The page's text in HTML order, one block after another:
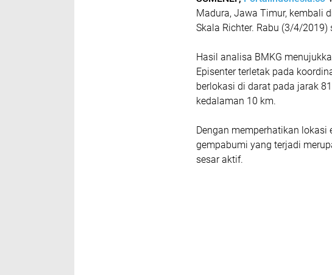
Madura, Jawa Timur, kembali
Skala Richter. Rabu (3/4/2019)
Hasil analisa BMKG
Episenter terletak pada
berlokasi di darat pada jarak
kedalaman 10 km.
Dengan memperhatikan lokasi
gempabumi yang terjadi
sesar aktif.